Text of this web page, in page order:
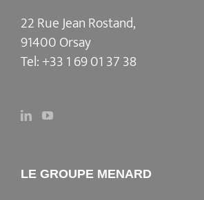
22 Rue Jean Rostand,
91400 Orsay
Tel:+33 1 69 01 37 38
LE GROUPE MENARD